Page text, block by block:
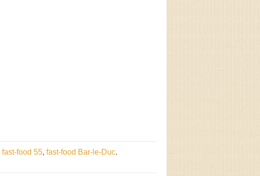
fast-food 55, fast-food Bar-le-Duc.